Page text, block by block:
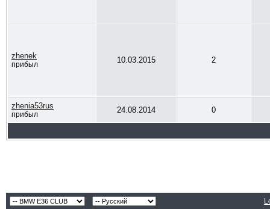
zhenek
прибыл 10.03.2015 2
zhenia53rus
прибыл 24.08.2014 0